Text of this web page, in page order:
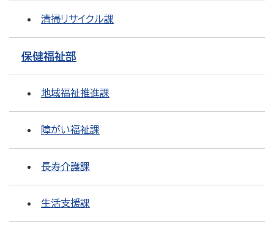
清掃リサイクル課
保健福祉部
地域福祉推進課
障がい福祉課
長寿介護課
生活支援課